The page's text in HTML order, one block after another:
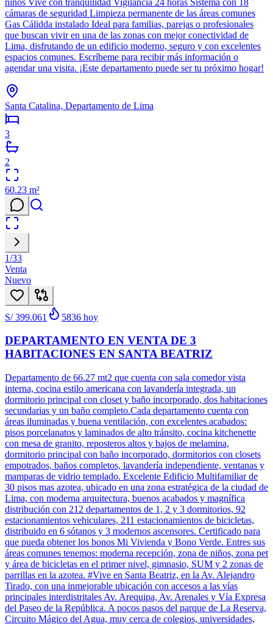
cámaras de seguridad Limpieza permanente de las áreas comunes
Gas Cálidda instalado Ideal para familias, parejas o profesionales
que buscan vivir en una de las zonas con mejor conectividad de
Lima, disfrutando de un edificio moderno, seguro y con excelentes
espacios comunes. Escríbeme para recibir más información o
agendar una visita. ¡Este departamento puede ser tu próximo hogar!
Santa Catalina, Departamento de Lima
3
2
60.23 m²
1/33
Venta
Nuevo
S/ 399.061 5836 hoy
DEPARTAMENTO EN VENTA DE 3
HABITACIONES EN SANTA BEATRIZ
Departamento de 66.27 mt2 que cuenta con sala comedor vista
interna, cocina estilo americana con lavandería integrada, un
dormitorio principal con closet y baño incorporado, dos habitaciones
secundarias y un baño completo.Cada departamento cuenta con
áreas iluminadas y buena ventilación, con excelentes acabados:
pisos porcelanatos y laminados de alto tránsito, cocina kitchenette
con mesa de granito, reposteros altos y bajos de melamina,
dormitorio principal con baño incorporado, dormitorios con closets
empotrados, baños completos, lavandería independiente, ventanas y
mamparas de vidrio templado. Excelente Edificio Multifamiliar de
30 pisos mas azotea, ubicado en una zona estratégica de la ciudad de
Lima, con moderna arquitectura, buenos acabados y magnífica
distribución con 212 departamentos de 1, 2 y 3 dormitorios, 92
estacionamientos vehiculares, 211 estacionamientos de bicicletas,
distribuido en 6 sótanos y 3 modernos ascensores. Certificado para
que pueda obtener los bonos Mi Vivienda y Bono Verde. Entres sus
áreas comunes tenemos: moderna recepción, zona de niños, zona pet
y área de bicicletas en el primer nivel, gimnasio, SUM y 2 zonas de
parrillas en la azotea. #Vive en Santa Beatriz, en la Av. Alejandro
Tirado, con una inmejorable ubicación con accesos a las vías
principales interdistritales Av. Arequipa, Av. Arenales y Vía Expresa
del Paseo de la República. A pocos pasos del parque de La Reserva,
Circuito Mágico del Agua, muy cerca de colegios, universidades,